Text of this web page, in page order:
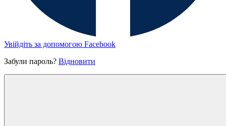
Увійдіть за допомогою Facebook
Забули пароль? Відновити